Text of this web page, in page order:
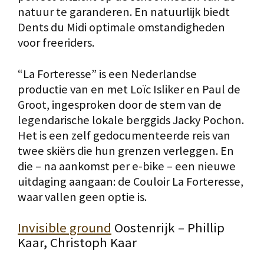
natuur te garanderen. En natuurlijk biedt
Dents du Midi optimale omstandigheden
voor freeriders.
“La Forteresse” is een Nederlandse
productie van en met Loïc Isliker en Paul de
Groot, ingesproken door de stem van de
legendarische lokale berggids Jacky Pochon.
Het is een zelf gedocumenteerde reis van
twee skiërs die hun grenzen verleggen. En
die – na aankomst per e-bike – een nieuwe
uitdaging aangaan: de Couloir La Forteresse,
waar vallen geen optie is.
Invisible ground Oostenrijk – Phillip
Kaar, Christoph Kaar